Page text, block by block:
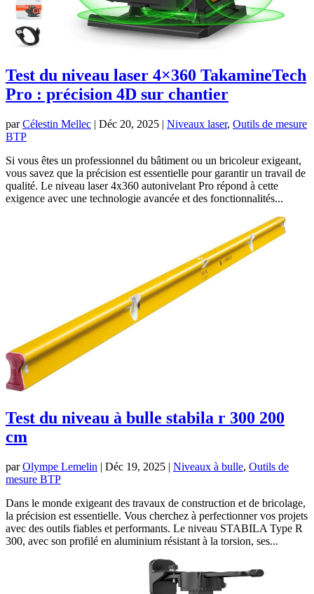
Test du niveau laser 4×360 TakamineTech
Pro : précision 4D sur chantier
parCélestin Mellec | Déc 20, 2025 | Niveaux laser, Outils de mesure
BTP
Si vous êtes un professionnel du bâtiment ou un bricoleur exigeant,
vous savez que la précision est essentielle pour garantir un travail de
qualité. Le niveau laser 4x360 autonivelant Pro répond à cette
exigence avec une technologie avancée et des fonctionnalités...
Test du niveau à bulle stabila r 300 200
cm
parOlympe Lemelin | Déc 19, 2025 | Niveaux à bulle, Outils de
mesure BTP
Dans le monde exigeant des travaux de construction et de bricolage,
la précision est essentielle. Vous cherchez à perfectionner vos projets
avec des outils fiables et performants. Le niveau STABILA Type R
300, avec son profilé en aluminium résistant à la torsion, ses...